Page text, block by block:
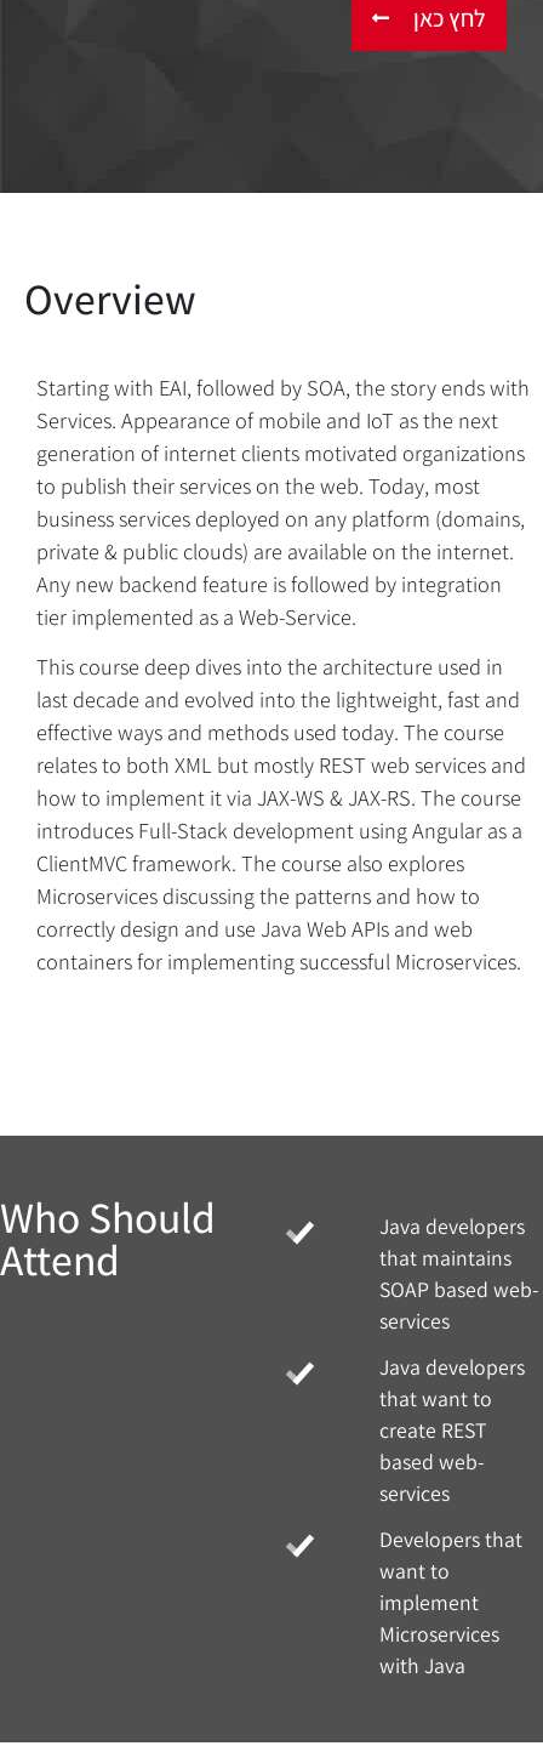
לחץ כאן
Overview
Starting with EAI, followed by SOA, the story ends with
Services. Appearance of mobile and IoT as the next
generation of internet clients motivated organizations
to publish their services on the web. Today, most
business services deployed on any platform (domains,
private & public clouds) are available on the internet.
Any new backend feature is followed by integration
tier implemented as a Web-Service.
This course deep dives into the architecture used in
last decade and evolved into the lightweight, fast and
effective ways and methods used today. The course
relates to both XML but mostly REST web services and
how to implement it via JAX-WS & JAX-RS. The course
introduces Full-Stack development using Angular as a
ClientMVC framework. The course also explores
Microservices discussing the patterns and how to
correctly design and use Java Web APIs and web
containers for implementing successful Microservices.